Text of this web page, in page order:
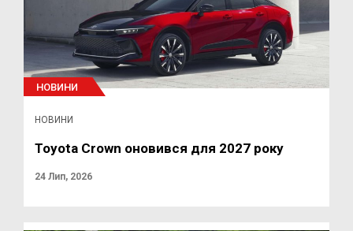
НОВИНИ
НОВИНИ
Toyota Crown оновився для 2027 року
24 Лип, 2026